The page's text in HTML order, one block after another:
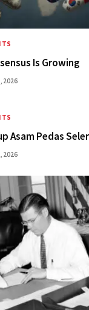
Is Growing
2026
Asam Pedas
2026